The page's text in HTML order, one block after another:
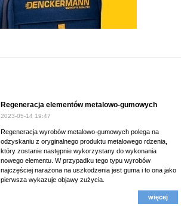
Regeneracja elementów metalowo-gumowych
2023-05-14 19:47
Regeneracja wyrobów metalowo-gumowych polega na
odzyskaniu z oryginalnego produktu metalowego rdzenia,
który zostanie następnie wykorzystany do wykonania
nowego elementu. W przypadku tego typu wyrobów
najczęściej narażona na uszkodzenia jest guma i to ona jako
pierwsza wykazuje objawy zużycia.
więcej